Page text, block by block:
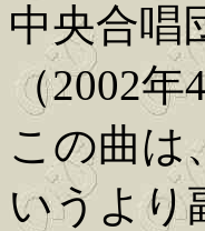
中央合唱
（2002
この曲は
いうより